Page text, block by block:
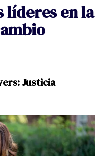
líderes en la
Justicia